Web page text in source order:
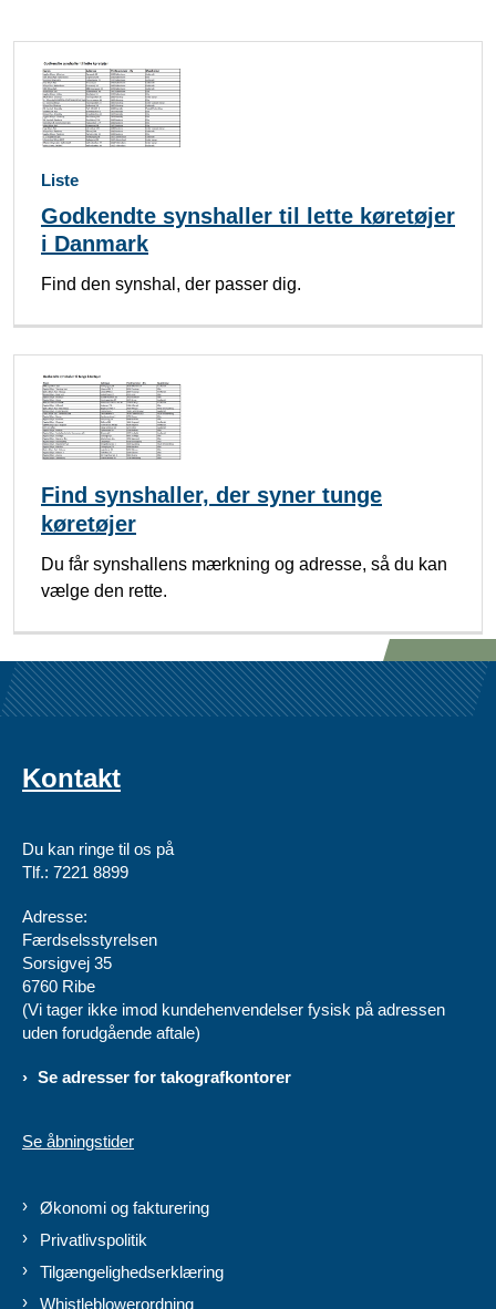
Liste
Godkendte synshaller til lette køretøjer
i Danmark
Find den synshal, der passer dig.
Find synshaller, der syner tunge
køretøjer
Du får synshallens mærkning og adresse, så du kan
vælge den rette.
Kontakt
Du kan ringe til os på
Tlf.: 7221 8899
Adresse:
Færdselsstyrelsen
Sorsigvej 35
6760 Ribe
(Vi tager ikke imod kundehenvendelser fysisk på adressen
uden forudgående aftale)
Se adresser for takografkontorer
Se åbningstider
Økonomi og fakturering
Privatlivspolitik
Tilgængelighedserklæring
Whistleblowerordning